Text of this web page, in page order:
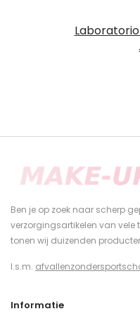
Ben je op zoek naar scherp
verzorgingsartikelen van vele
tonen wij duizenden
I.s.m.
Informatie